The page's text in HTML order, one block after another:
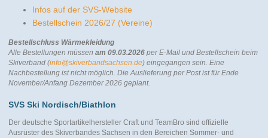
Infos auf der SVS-Website
Bestellschein 2026/27 (Vereine)
Bestellschluss Wärmekleidung
Alle Bestellungen müssen am 09.03.2026per E-Mail und Bestellschein beim
Skiverband (info@skiverbandsachsen.de) eingegangen sein. Eine
Nachbestellung ist nicht möglich. Die Auslieferung per Post ist für Ende
November/Anfang Dezember 2026 geplant.
SVS Ski Nordisch/Biathlon
Der deutsche Sportartikelhersteller Craft und TeamBro sind offizielle
Ausrüster des Skiverbandes Sachsen in den Bereichen Sommer- und